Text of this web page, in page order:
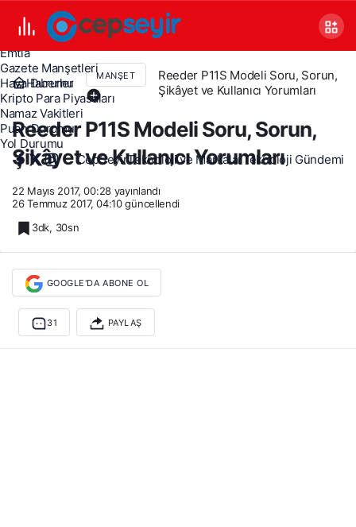
Covid 19
Döviz Kurları
Emtia
Gazete Manşetleri
Hava Durumu
Kripto Para Piyasaları
Namaz Vakitleri
Puan Durumu
Yol Durumu
CepSeyirTeknoloji ve MarkalarTeknoloji Gündemi
Haberler MANŞET
Reeder P11S Modeli Soru, Sorun,
Şikâyet ve Kullanıcı Yorumları
Reeder P11S Modeli Soru, Sorun,
Şikâyet ve Kullanıcı Yorumları
22 Mayıs 2017, 00:28 yayınlandı
26 Temmuz 2017, 04:10güncellendi
3dk, 30sn
GOOGLE'DA ABONE OL
31 PAYLAŞ